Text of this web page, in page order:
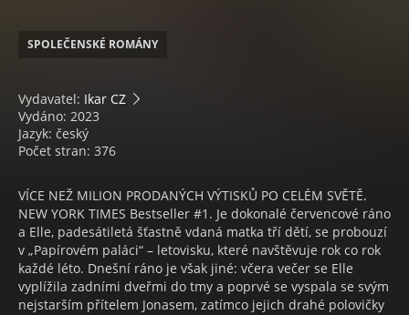
SPOLEČENSKÉ ROMÁNY
Vydavatel: Ikar CZ
Vydáno: 2023
Jazyk: český
Počet stran: 376
VÍCE NEŽ MILION PRODANÝCH VÝTISKŮ PO CELÉM SVĚTĚ.
NEW YORK TIMES Bestseller #1. Je dokonalé červencové ráno
a Elle, padesátiletá šťastně vdaná matka tří dětí, se probouzí
v „Papírovém paláci“ – letovisku, které navštěvuje rok co rok
každé léto. Dnešní ráno je však jiné: včera večer se Elle
vyplížila zadními dveřmi do tmy a poprvé se vyspala se svým
nejstarším přítelem Jonasem, zatímco jejich drahé polovičky